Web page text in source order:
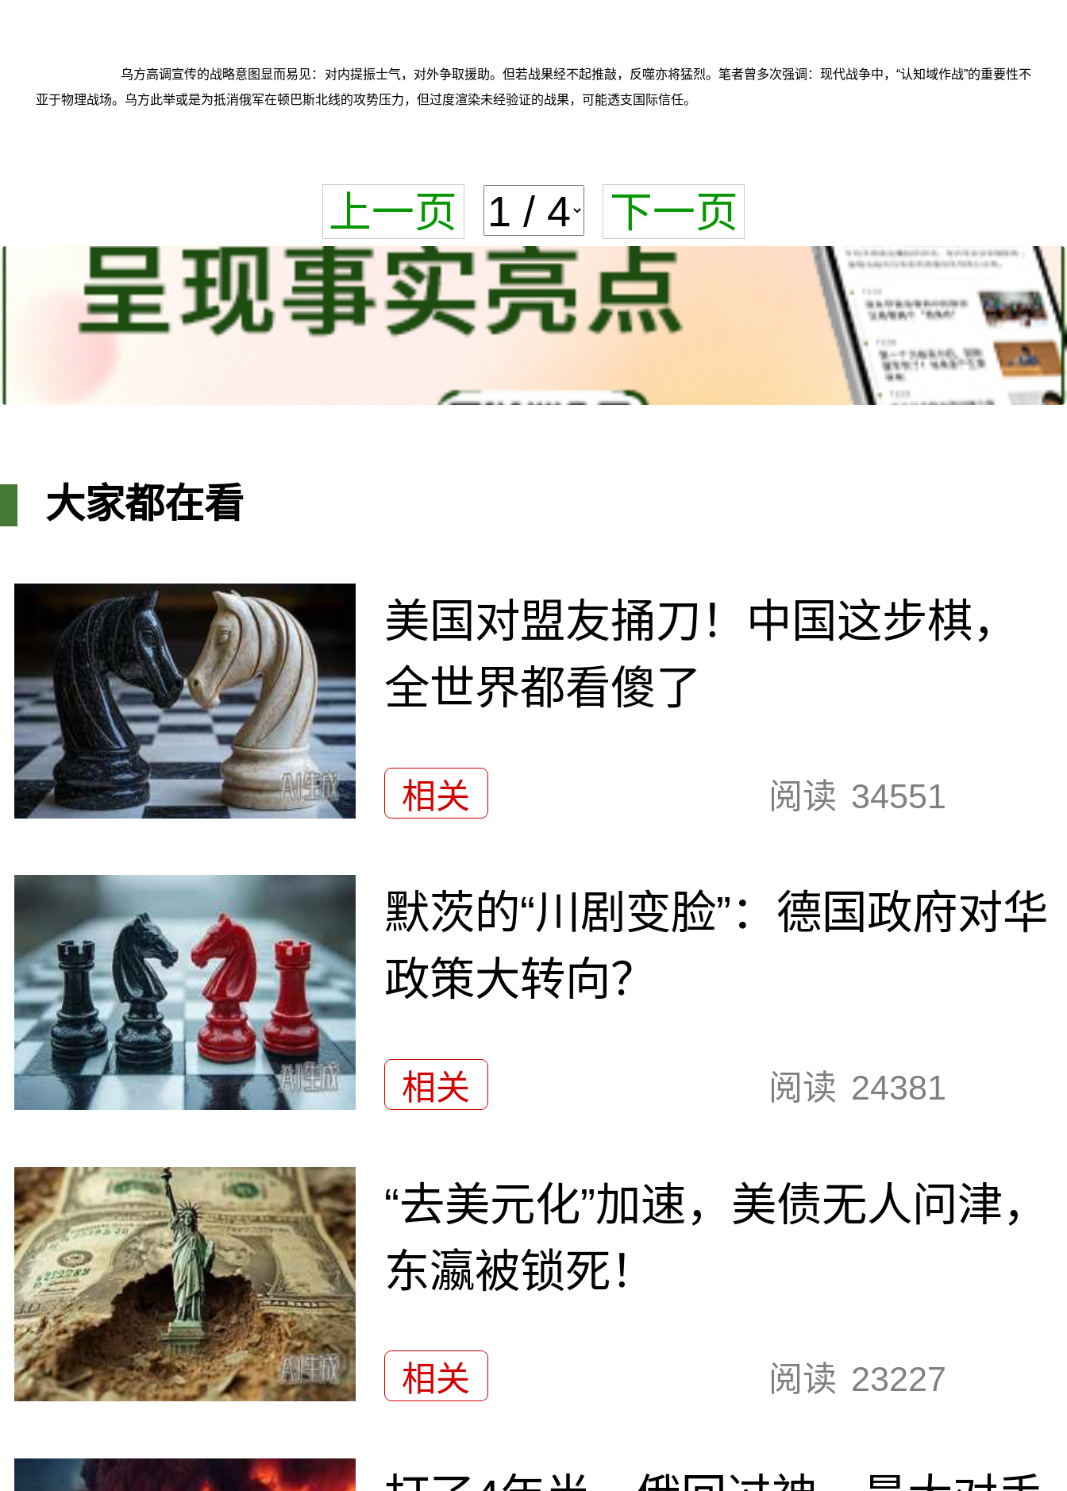
乌方高调宣传的战略意图显而易见：对内提振士气，对外争取援助。但若战果经不起推敲，反噬亦将猛烈。笔者曾多次强调：现代战争中，“认知域作战”的重要性不
亚于物理战场。乌方此举或是为抵消俄军在顿巴斯北线的攻势压力，但过度渲染未经验证的战果，可能透支国际信任。
上一页 下一页
大家都在看
美国对盟友捅刀！中国这步棋，
全世界都看傻了
相关 阅读 34551
默茨的“川剧变脸”：德国政府对华
政策大转向？
相关 阅读 24381
“去美元化”加速，美债无人问津，
东瀛被锁死！
相关 阅读 23227